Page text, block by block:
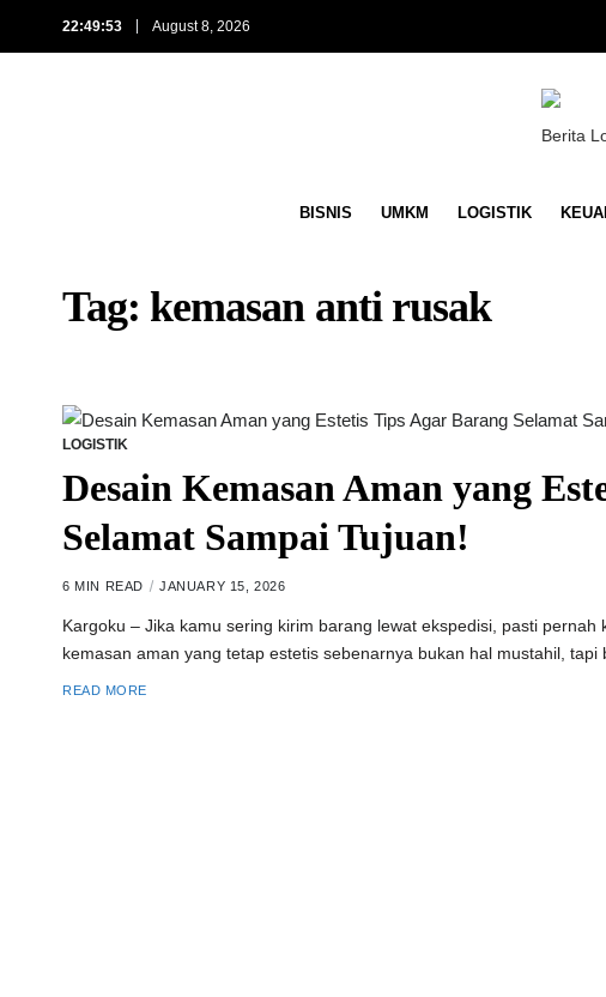
22:49:54 August 8, 2026
Berita
BISNIS UMKM LOGISTIK
Tag:kemasan anti rusak
LOGISTIK
Desain Kemasan Aman yang
Selamat Sampai Tujuan!
6 MIN READ JANUARY 15, 2026
Kargoku – Jika kamu sering kirim barang lewat ekspedisi, pasti
kemasan aman yang tetap estetis sebenarnya bukan hal mustahil,
READ MORE